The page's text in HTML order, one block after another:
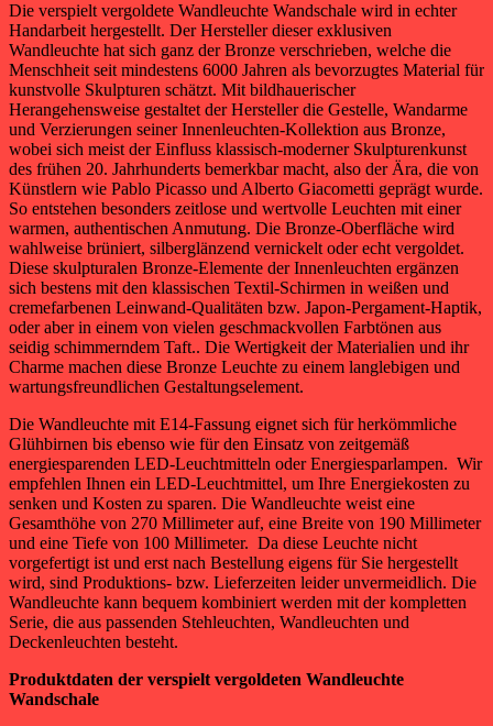
Die verspielt vergoldete Wandleuchte Wandschale wird in echter
Handarbeit hergestellt. Der Hersteller dieser exklusiven
Wandleuchte hat sich ganz der Bronze verschrieben, welche die
Menschheit seit mindestens 6000 Jahren als bevorzugtes Material für
kunstvolle Skulpturen schätzt. Mit bildhauerischer
Herangehensweise gestaltet der Hersteller die Gestelle, Wandarme
und Verzierungen seiner Innenleuchten-Kollektion aus Bronze,
wobei sich meist der Einfluss klassisch-moderner Skulpturenkunst
des frühen 20. Jahrhunderts bemerkbar macht, also der Ära, die von
Künstlern wie Pablo Picasso und Alberto Giacometti geprägt wurde.
So entstehen besonders zeitlose und wertvolle Leuchten mit einer
warmen, authentischen Anmutung. Die Bronze-Oberfläche wird
wahlweise brüniert, silberglänzend vernickelt oder echt vergoldet.
Diese skulpturalen Bronze-Elemente der Innenleuchten ergänzen
sich bestens mit den klassischen Textil-Schirmen in weißen und
cremefarbenen Leinwand-Qualitäten bzw. Japon-Pergament-Haptik,
oder aber in einem von vielen geschmackvollen Farbtönen aus
seidig schimmerndem Taft.. Die Wertigkeit der Materialien und ihr
Charme machen diese Bronze Leuchte zu einem langlebigen und
wartungsfreundlichen Gestaltungselement.
Die Wandleuchte mit E14-Fassung eignet sich für herkömmliche
Glühbirnen bis ebenso wie für den Einsatz von zeitgemäß
energiesparenden LED-Leuchtmitteln oder Energiesparlampen. Wir
empfehlen Ihnen ein LED-Leuchtmittel, um Ihre Energiekosten zu
senken und Kosten zu sparen. Die Wandleuchte weist eine
Gesamthöhe von 270 Millimeter auf, eine Breite von 190 Millimeter
und eine Tiefe von 100 Millimeter. Da diese Leuchte nicht
vorgefertigt ist und erst nach Bestellung eigens für Sie hergestellt
wird, sind Produktions- bzw. Lieferzeiten leider unvermeidlich. Die
Wandleuchte kann bequem kombiniert werden mit der kompletten
Serie, die aus passenden Stehleuchten, Wandleuchten und
Deckenleuchten besteht.
Produktdaten der verspielt vergoldeten Wandleuchte
Wandschale